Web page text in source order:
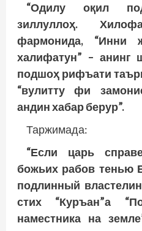
“Одилу оқил
зиллуллоҳ.
фармонида, “Инни
халифатун” – анинг
подшоҳ рифъати
“вулитту фи
андин хабар берур”.
Таржимада:
“Если царь
божьих рабов тенью
подлинный
стих “Куръан”а
наместника на